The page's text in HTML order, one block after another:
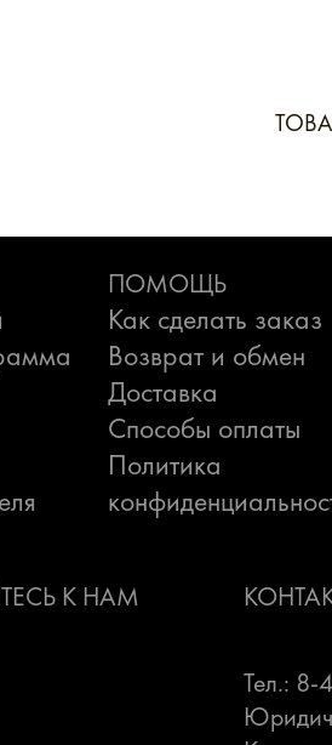
ПОМОЩЬ
Как сделать заказ
Возврат и обмен
Доставка
Способы оплаты
Политика
К НАМ
Тел.: 8-